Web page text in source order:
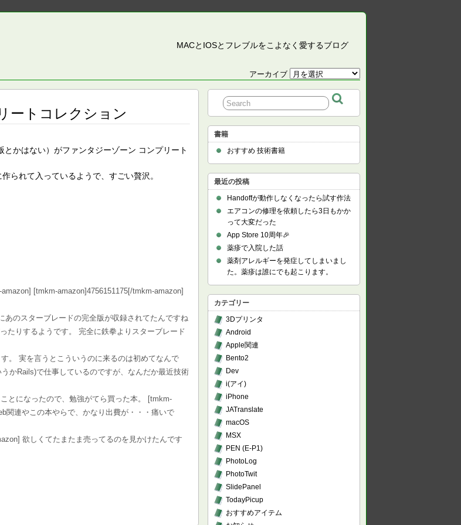
MACとIOSとフレブルをこよなく愛するブログ
アーカイブ
カ
ブ
ートコレクション
かはない）がファンタジーゾーン コンプリート
られて入っているようで、すごい贅沢。
[tmkm-amazon]4756151175[/tmkm-amazon]
あのスターブレードの完全版が収録されてたんですね
たりするようです。 完全に鉄拳よりスターブレード
す。 実を言うとこういうのに来るのは初めてなんで
かRails)で仕事しているのですが、なんだか最近技術
とになったので、勉強がてら買った本。 [tmkm-
関連やこの本やらで、かなり出費が・・・痛いで
欲しくてたまたま売ってるのを見かけたんです
書籍
おすすめ 技術書籍
最近の投稿
Handoffが動作しなくなったら試す作法
エアコンの修理を依頼したら3日もかか
って大変だった
App Store 10周年🎉
薬疹で入院した話
薬剤アレルギーを発症してしまいまし
た。薬疹は誰にでも起こります。
カテゴリー
3Dプリンタ
Android
Apple関連
Bento2
Dev
i(アイ)
iPhone
JATranslate
macOS
MSX
PEN (E-P1)
PhotoLog
PhotoTwit
SlidePanel
TodayPicup
おすすめアイテム